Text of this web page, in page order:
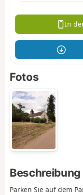
In
Fotos
Parken Sie auf dem